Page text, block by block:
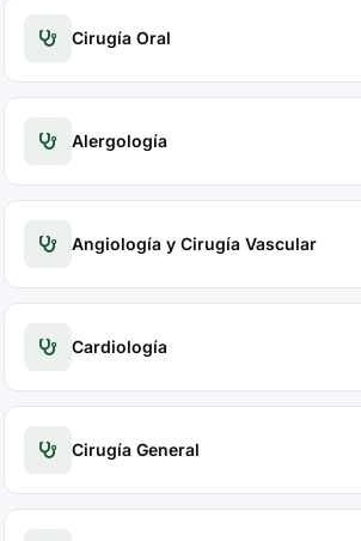
Cirugía Oral
Alergología
Angiología y Cirugía Vascular
Cardiología
Cirugía General